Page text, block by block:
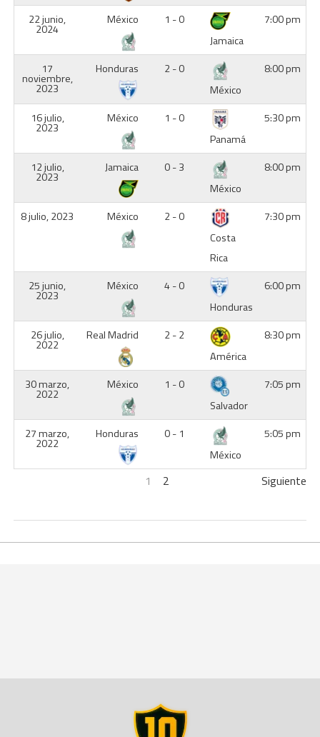
22 junio,
2024
México
1 - 0
Jamaica
7:00 pm
17
noviembre,
2023
Honduras
2 - 0
México
8:00 pm
16 julio,
2023
México
1 - 0
Panamá
5:30 pm
12 julio,
2023
Jamaica
0 - 3
México
8:00 pm
8 julio, 2023 México
2 - 0
Costa
Rica
7:30 pm
25 junio,
2023
México
4 - 0
Honduras
6:00 pm
26 julio,
2022
Real Madrid
2 - 2
América
8:30 pm
30 marzo,
2022
México
1 - 0
Salvador
7:05 pm
27 marzo,
2022
Honduras
0 - 1
México
5:05 pm
1 2 Siguiente